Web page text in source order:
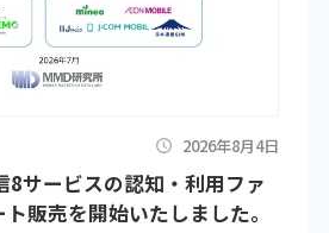
2026年8月4日
8サービスの認知・利用ファ
販売を開始いたしました。